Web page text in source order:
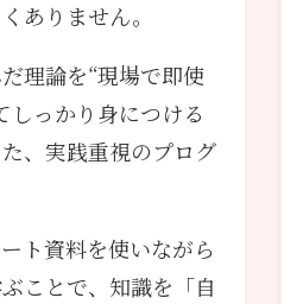
ありません。
理論を“現場で即使
しっかり身につける
、実践重視のプログ
ト資料を使いながら
ことで、知識を「自